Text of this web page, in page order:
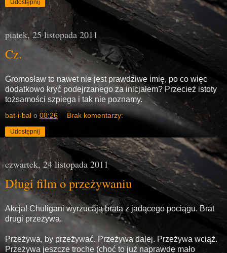
Udostępnij
piątek, 25 listopada 2011
Cz.
Gromosław to nawet nie jest prawdziwe imię, po co więc
dodatkowo kryć podejrzanego za inicjałem? Przecież istoty
tożsamości szpiega i tak nie poznamy.
bat-i-bal o 08:26 Brak komentarzy:
Udostępnij
czwartek, 24 listopada 2011
Długi film o przeżywaniu
Akcja! Chuligani wyrzucają brata z jadącego pociągu. Brat
drugi przeżywa.
Przeżywa, by przeżywać. Przeżywa dalej. Przeżywa wciąż.
Przeżywa jeszcze trochę (choć to już naprawdę mało